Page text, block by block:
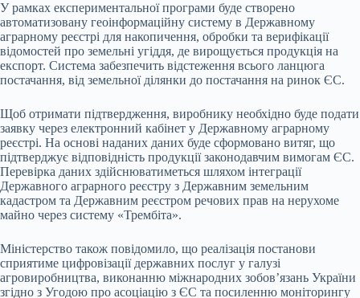
У рамках експериментальної програми буде створено
автоматизовану геоінформаційну систему в Державному
аграрному реєстрі для накопичення, обробки та верифікації
відомостей про земельні угіддя, де вирощується продукція на
експорт. Система забезпечить відстеження всього ланцюга
постачання, від земельної ділянки до постачання на ринок ЄС.
Щоб отримати підтвердження, виробнику необхідно буде подати
заявку через електронний кабінет у Державному аграрному
реєстрі. На основі наданих даних буде сформовано витяг, що
підтверджує відповідність продукції законодавчим вимогам ЄС.
Перевірка даних здійснюватиметься шляхом інтеграції
Державного аграрного реєстру з Державним земельним
кадастром та Державним реєстром речових прав на нерухоме
майно через систему «Трембіта».
Міністерство також повідомило, що реалізація постанови
сприятиме цифровізації державних послуг у галузі
агровиробництва, виконанню міжнародних зобов’язань України
згідно з Угодою про асоціацію з ЄС та посиленню моніторингу